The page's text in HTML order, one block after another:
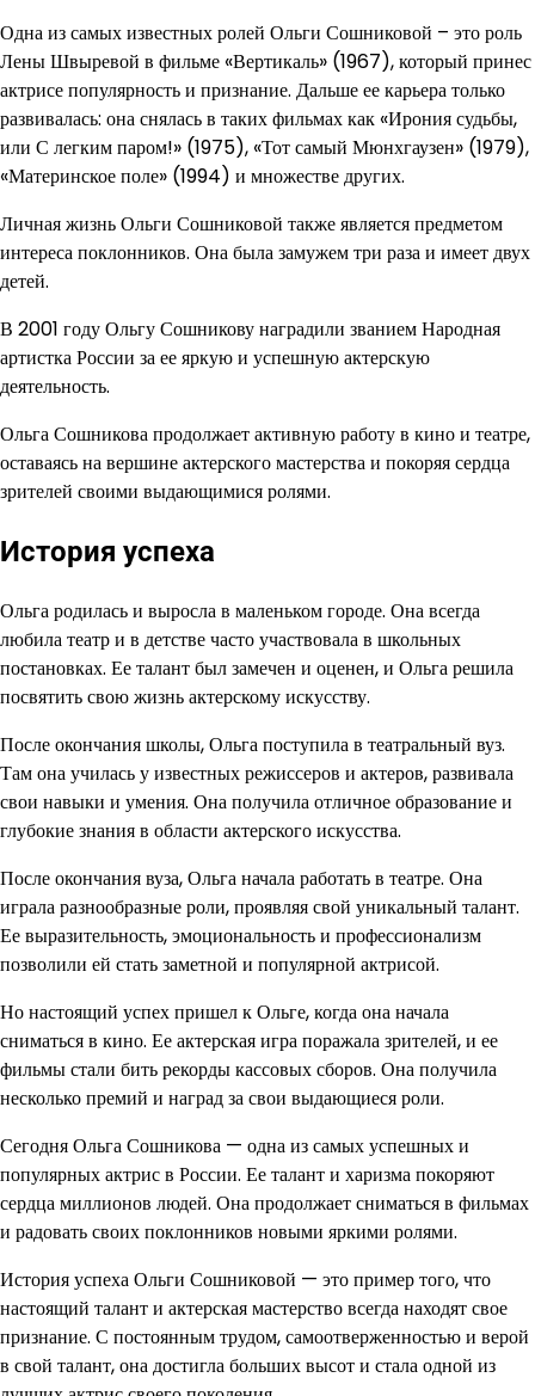
Одна из самых известных ролей Ольги Сошниковой – это роль
Лены Швыревой в фильме «Вертикаль» (1967), который принес
актрисе популярность и признание. Дальше ее карьера только
развивалась: она снялась в таких фильмах как «Ирония судьбы,
или С легким паром!» (1975), «Тот самый Мюнхгаузен» (1979),
«Материнское поле» (1994) и множестве других.
Личная жизнь Ольги Сошниковой также является предметом
интереса поклонников. Она была замужем три раза и имеет двух
детей.
В 2001 году Ольгу Сошникову наградили званием Народная
артистка России за ее яркую и успешную актерскую
деятельность.
Ольга Сошникова продолжает активную работу в кино и театре,
оставаясь на вершине актерского мастерства и покоряя сердца
зрителей своими выдающимися ролями.
История успеха
Ольга родилась и выросла в маленьком городе. Она всегда
любила театр и в детстве часто участвовала в школьных
постановках. Ее талант был замечен и оценен, и Ольга решила
посвятить свою жизнь актерскому искусству.
После окончания школы, Ольга поступила в театральный вуз.
Там она училась у известных режиссеров и актеров, развивала
свои навыки и умения. Она получила отличное образование и
глубокие знания в области актерского искусства.
После окончания вуза, Ольга начала работать в театре. Она
играла разнообразные роли, проявляя свой уникальный талант.
Ее выразительность, эмоциональность и профессионализм
позволили ей стать заметной и популярной актрисой.
Но настоящий успех пришел к Ольге, когда она начала
сниматься в кино. Ее актерская игра поражала зрителей, и ее
фильмы стали бить рекорды кассовых сборов. Она получила
несколько премий и наград за свои выдающиеся роли.
Сегодня Ольга Сошникова — одна из самых успешных и
популярных актрис в России. Ее талант и харизма покоряют
сердца миллионов людей. Она продолжает сниматься в фильмах
и радовать своих поклонников новыми яркими ролями.
История успеха Ольги Сошниковой — это пример того, что
настоящий талант и актерская мастерство всегда находят свое
признание. С постоянным трудом, самоотверженностью и верой
в свой талант, она достигла больших высот и стала одной из